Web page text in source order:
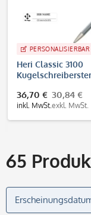
PERSONALISIERBAR
Heri Classic 3100
36,70 €
inkl. MwSt.
30,84 €
exkl. MwSt.
65